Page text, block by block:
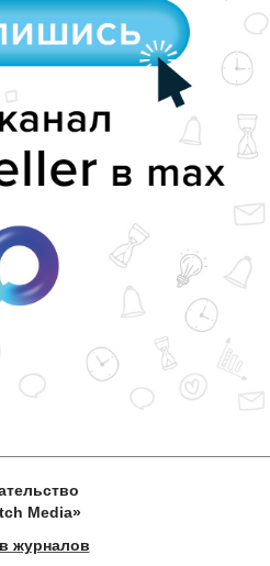
Media»
журналов